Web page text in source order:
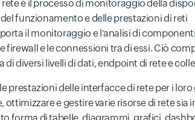
rete è il processo di monitoraggio della
funzionamento e delle prestazioni di reti
il monitoraggio e l'analisi di
firewall e le connessioni tra di essi. Ciò
di diversi livelli di dati, endpoint di rete e
prestazioni delle interfacce di rete per i loro
ottimizzare e gestire varie risorse di rete sia